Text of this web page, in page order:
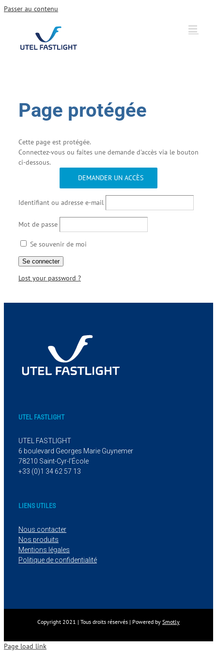
Passer au contenu
Page protégée
Cette page est protégée.
Connectez-vous ou faites une demande d'accès via le bouton
ci-dessous.
DEMANDER UN ACCÈS
Identifiant ou adresse e-mail
Mot de passe
Se souvenir de moi
Lost your password ?
UTEL FASTLIGHT
UTEL FASTLIGHT
6 boulevard Georges Marie Guynemer
78210 Saint-Cyr-l’École
+33 (0)1 34 62 57 13
LIENS UTILES
Nous contacter
Nos produits
Mentions légales
Politique de confidentialité
Copyright 2021 | Tous droits réservés | Powered by Smotly
Page load link